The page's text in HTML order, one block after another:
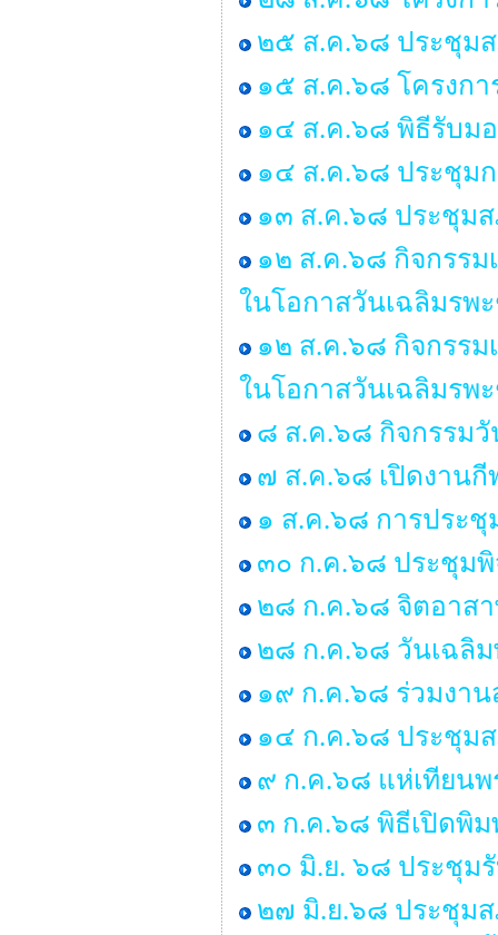
๒๕ ส.ค.๖๘ ประชุม
๑๕ ส.ค.๖๘ โครงก
๑๔ ส.ค.๖๘ พิธีรับม
๑๔ ส.ค.๖๘ ประชุม
๑๓ ส.ค.๖๘ ประชุม
๑๒ ส.ค.๖๘ กิจกรรม
ในโอกาสวันเฉลิมรพ
๑๒ ส.ค.๖๘ กิจกรรม
ในโอกาสวันเฉลิมรพ
๘ ส.ค.๖๘ กิจกรรม
๗ ส.ค.๖๘ เปิดงานกี
๑ ส.ค.๖๘ การประ
๓๐ ก.ค.๖๘ ประชุม
๒๘ ก.ค.๖๘ จิตอาส
๒๘ ก.ค.๖๘ วันเฉลิม
๑๙ ก.ค.๖๘ ร่วมงา
๑๔ ก.ค.๖๘ ประชุม
๙ ก.ค.๖๘ แห่เทียน
๓ ก.ค.๖๘ พิธีเปิดพิ
๓๐ มิ.ย. ๖๘ ประชุม
๒๗ มิ.ย.๖๘ ประชุม